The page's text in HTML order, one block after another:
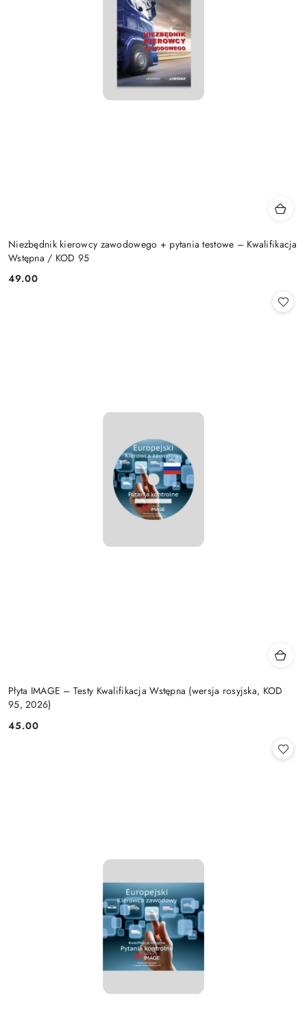
Niezbędnik kierowcy zawodowego + pytania testowe – Kwalifikacja
Wstępna / KOD 95
Cena:
49.00
Płyta IMAGE – Testy Kwalifikacja Wstępna (wersja rosyjska, KOD
95, 2026)
Cena:
45.00